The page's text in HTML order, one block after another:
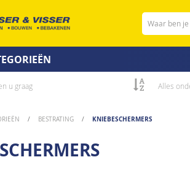
Zoeken
u graag Alles
BESTRATING KNIEBESCHERMERS